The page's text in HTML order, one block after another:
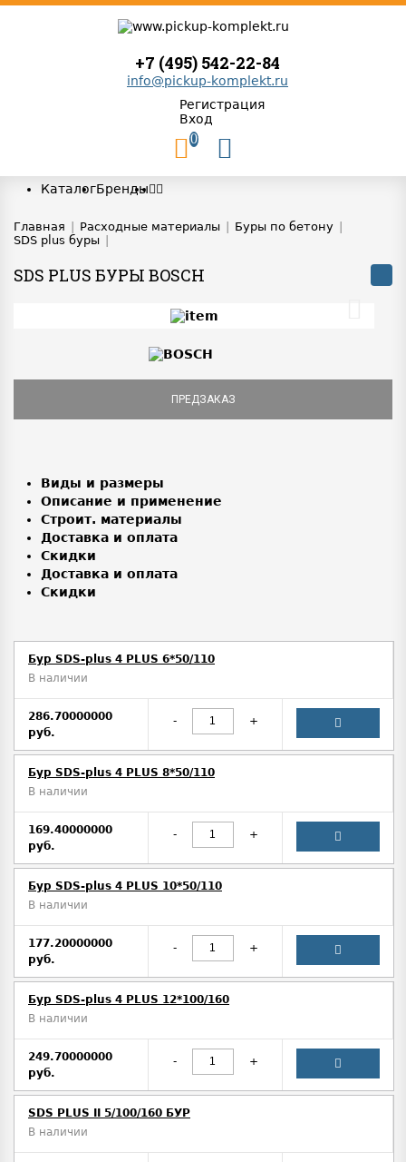
+7 (495) 542-22-84
info@pickup-komplekt.ru
Регистрация
Вход
0
КаталогБренды
Главная Расходные материалы Буры по бетону
SDS plus буры
SDS PLUS БУРЫ BOSCH
ПРЕДЗАКАЗ
Виды и размеры
Описание и применение
Строит. материалы
Доставка и оплата
Скидки
Доставка и оплата
Скидки
Бур SDS-plus 4 PLUS 6*50/110
В наличии
286.70000000
руб.
- +
Бур SDS-plus 4 PLUS 8*50/110
В наличии
169.40000000
руб.
- +
Бур SDS-plus 4 PLUS 10*50/110
В наличии
177.20000000
руб.
- +
Бур SDS-plus 4 PLUS 12*100/160
В наличии
249.70000000
руб.
- +
SDS PLUS II 5/100/160 БУР
В наличии